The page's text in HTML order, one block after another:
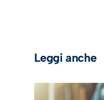
Leggi anche